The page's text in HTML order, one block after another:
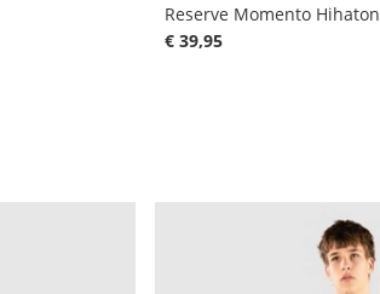
Reserve Momento Hihaton
€ 39,95